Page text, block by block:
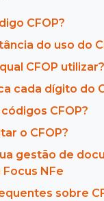
CFOP?
do uso do
CFOP utilizar?
cada dígito do
CFOP?
o CFOP?
gestão de
NFe
sobre